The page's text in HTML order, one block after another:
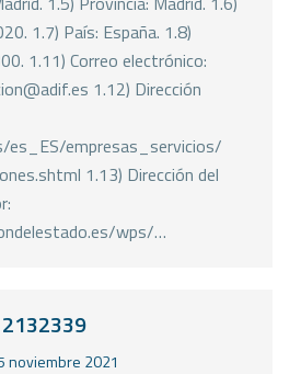
1.7) País: España. 1.8)
1.11) Correo electrónico:
1.12) Dirección
empresas_servicios/
1.13) Dirección del
wps/…
2132339
noviembre 2021